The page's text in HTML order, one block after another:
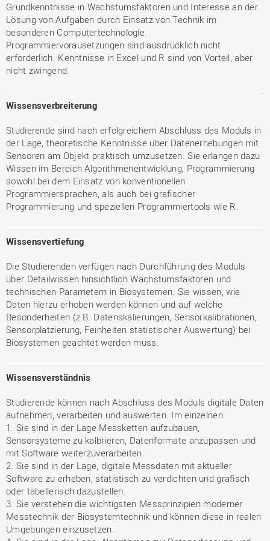
Grundkenntnisse in Wachstumsfaktoren und Interesse an der
Lösung von Aufgaben durch Einsatz von Technik im
besonderen Computertechnologie.
Programmiervorausetzungen sind ausdrücklich nicht
erforderlich. Kenntnisse in Excel und R sind von Vorteil, aber
nicht zwingend.
Wissensverbreiterung
Studierende sind nach erfolgreichem Abschluss des Moduls in
der Lage, theoretische Kenntnisse über Datenerhebungen mit
Sensoren am Objekt praktisch umzusetzen. Sie erlangen dazu
Wissen im Bereich Algorithmenentwicklung, Programmierung
sowohl bei dem Einsatz von konventionellen
Programmiersprachen, als auch bei grafischer
Programmierung und speziellen Programmiertools wie R.
Wissensvertiefung
Die Studierenden verfügen nach Durchführung des Moduls
über Detailwissen hinsichtlich Wachstumsfaktoren und
technischen Parametern in Biosystemen. Sie wissen, wie
Daten hierzu erhoben werden können und auf welche
Besonderheiten (z.B. Datenskalierungen, Sensorkalibrationen,
Sensorplatzierung, Feinheiten statistischer Auswertung) bei
Biosystemen geachtet werden muss.
Wissensverständnis
Studierende können nach Abschluss des Moduls digitale Daten
aufnehmen, verarbeiten und auswerten. Im einzelnen:
1. Sie sind in der Lage Messketten aufzubauen,
Sensorsysteme zu kalbrieren, Datenformate anzupassen und
mit Software weiterzuverarbeiten.
2. Sie sind in der Lage, digitale Messdaten mit aktueller
Software zu erheben, statistisch zu verdichten und grafisch
oder tabellerisch dazustellen.
3. Sie verstehen die wichtigsten Messprinzipien moderner
Messtechnik der Biosystemtechnik und können diese in realen
Umgebungen einzusetzen.